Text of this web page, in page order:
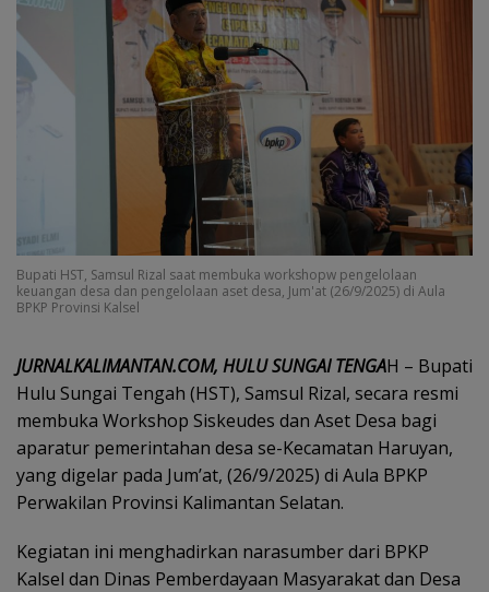
Bupati HST, Samsul Rizal saat membuka workshopw pengelolaan
keuangan desa dan pengelolaan aset desa, Jum'at (26/9/2025) di Aula
BPKP Provinsi Kalsel
JURNALKALIMANTAN.COM, HULU SUNGAI TENGAH – Bupati
Hulu Sungai Tengah (HST), Samsul Rizal, secara resmi
membuka Workshop Siskeudes dan Aset Desa bagi
aparatur pemerintahan desa se-Kecamatan Haruyan,
yang digelar pada Jum’at, (26/9/2025) di Aula BPKP
Perwakilan Provinsi Kalimantan Selatan.
Kegiatan ini menghadirkan narasumber dari BPKP
Kalsel dan Dinas Pemberdayaan Masyarakat dan Desa